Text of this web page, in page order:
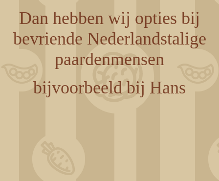
Dan hebben wij opties bij
bevriende Nederlandstalige
paardenmensen
bijvoorbeeld bij Hans